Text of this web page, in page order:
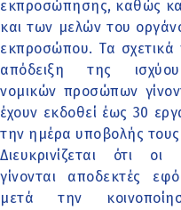
εκπροσώπησης, καθώς
και των μελών του
εκπροσώπου. Τα σχετικά
απόδειξη της
νομικών προσώπων
έχουν εκδοθεί έως 30
την ημέρα υποβολής
Διευκρινίζεται ότι
γίνονται αποδεκτές
μετά την